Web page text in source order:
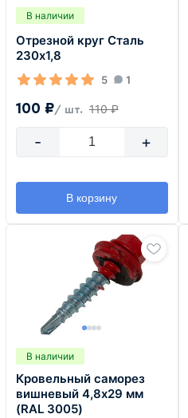
В наличии
Отрезной круг Сталь
230х1,8
5 1
100 ₽/ шт. 110 ₽
- +
В корзину
В наличии
Кровельный саморез
вишневый 4,8х29 мм
(RAL 3005)